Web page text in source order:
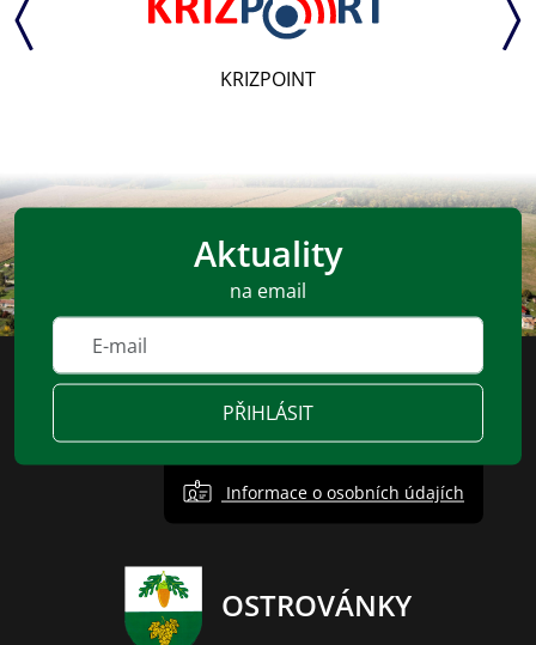
KRIZPOINT
Aktuality
na email
PŘIHLÁSIT
Informace o osobních údajích
OSTROVÁNKY